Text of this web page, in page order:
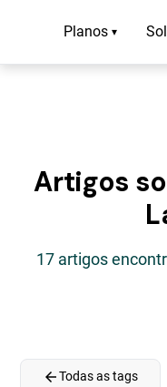
Planos ▾
Artigos
17 artigos
arrow_backTodas as tags